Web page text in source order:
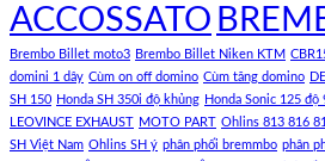
ACCOSSATO
Brembo Billet moto3 Brembo Billet Niken KTM
domini 1 dây Cùm on off domino Cùm tăng domino
SH 150 Honda SH 350i độ khủng Honda Sonic 125 độ
LEOVINCE EXHAUST MOTO PART Ohlins 813 816
SH Việt Nam Ohlins SH ý phân phối bremmbo phân